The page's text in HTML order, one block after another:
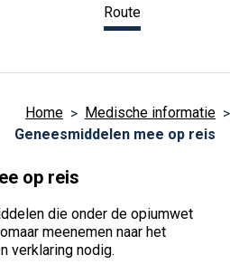
Route
Home
Medische informatie
Geneesmiddelen mee op reis
op reis
die onder de opiumwet
meenemen naar het
verklaring nodig.